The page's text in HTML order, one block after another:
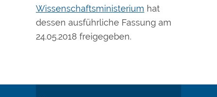
Wissenschaftsministerium hat
dessen ausführliche Fassung am
24.05.2018 freigegeben.